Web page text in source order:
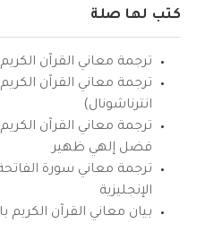
كتب لها صلة
ترجمة معاني القرآن الكريم
ترجمة معاني القرآن
انترناشونال)
ترجمة معاني القرآن
فضل إلهي ظهير
ترجمة معاني سورة
الإنجليزية
بيان معاني القرآن الكريم